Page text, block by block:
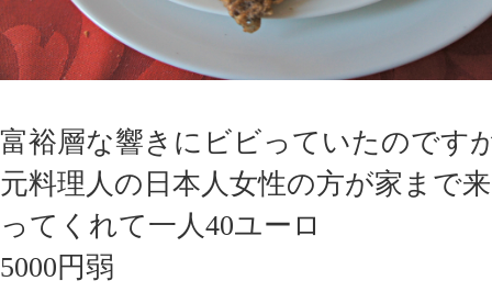
富裕層な響きにビビっていたのです
元料理人の日本人女性の方が家まで
ってくれて一人40ユーロ
5000円弱